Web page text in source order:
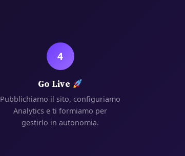
4
Go Live
Pubblichiamo il sito, configuriamo
Analytics e ti formiamo per
gestirlo in autonomia.